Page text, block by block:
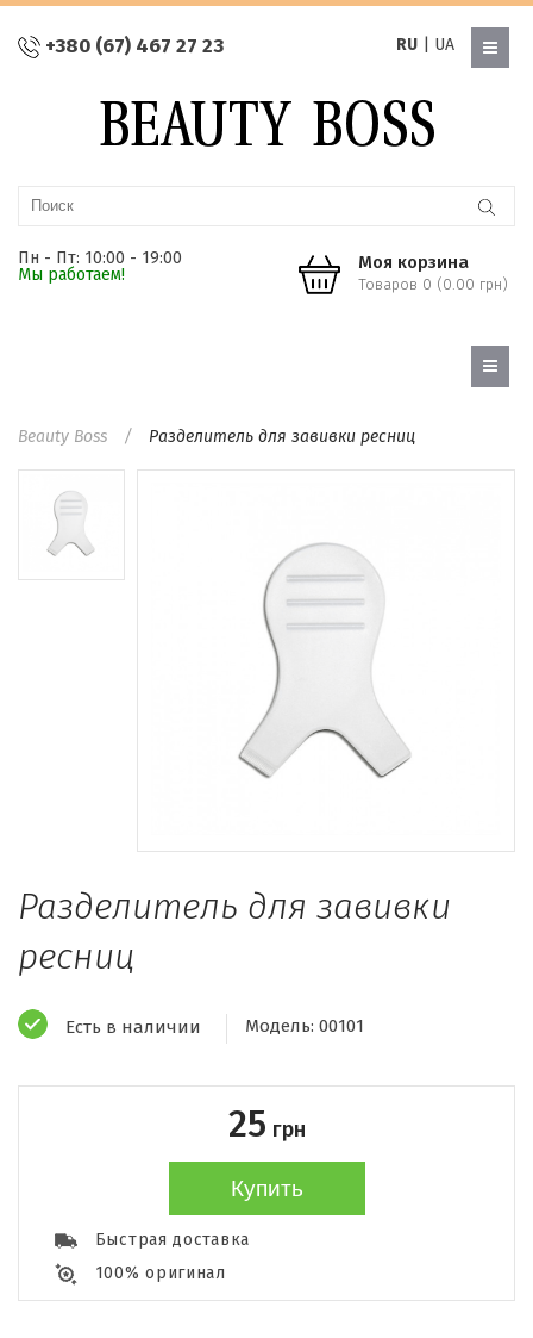
+380 (67) 467 27 23 RU| UA
Пн - Пт: 10:00 - 19:00
Мы работаем!
Моя корзина
Товаров 0 (0.00 грн)
Beauty Boss Разделитель для завивки ресниц
Разделитель для завивки
ресниц
Есть в наличии Модель: 00101
25 грн
Купить
Быстрая доставка
100% оригинал